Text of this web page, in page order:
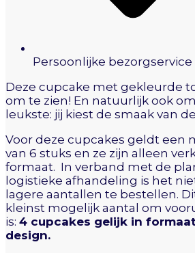
Persoonlijke bezorgservice
Deze cupcake met gekleurde
om te zien! En natuurlijk ook
leukste: jij kiest de smaak van
Voor deze cupcakes geldt een
van 6 stuks en ze zijn alleen
formaat. In verband met de
logistieke afhandeling is het
lagere aantallen te bestellen.
kleinst mogelijk aantal om
is: 4 cupcakes gelijk in
design.